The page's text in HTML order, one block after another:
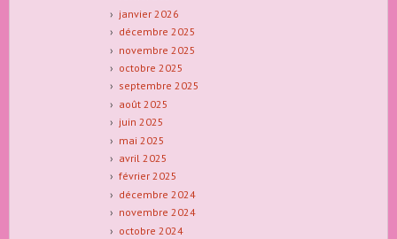
janvier 2026
décembre 2025
novembre 2025
octobre 2025
septembre 2025
août 2025
juin 2025
mai 2025
avril 2025
février 2025
décembre 2024
novembre 2024
octobre 2024